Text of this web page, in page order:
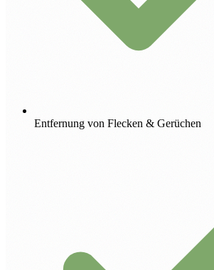
Entfernung von Flecken & Gerüchen